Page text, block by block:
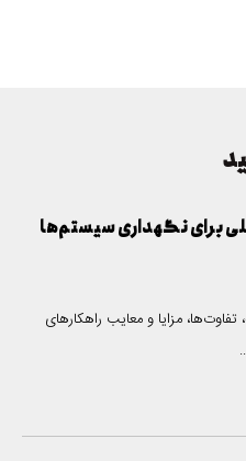
برای نگهداری سیستم‌ها
تفاوت‌ها، مزایا و معایب راهکارهای